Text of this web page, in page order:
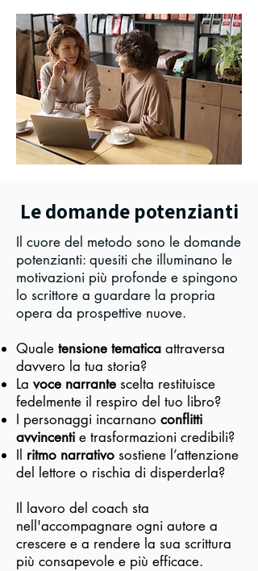
Le domande potenzianti
​Il cuore del metodo sono le domande
potenzianti: quesiti che illuminano le
motivazioni più profonde e spingono
lo scrittore a guardare la propria
opera da prospettive nuove.
Quale tensione tematica attraversa
davvero la tua storia?
La voce narrante scelta restituisce
fedelmente il respiro del tuo libro?
I personaggi incarnano conflitti
avvincenti e trasformazioni credibili?
Il ritmo narrativo sostiene l’attenzione
del lettore o rischia di disperderla?
Il lavoro del coach sta
nell'accompagnare ogni autore a
crescere e a rendere la sua scrittura
più consapevole e più efficace.​​